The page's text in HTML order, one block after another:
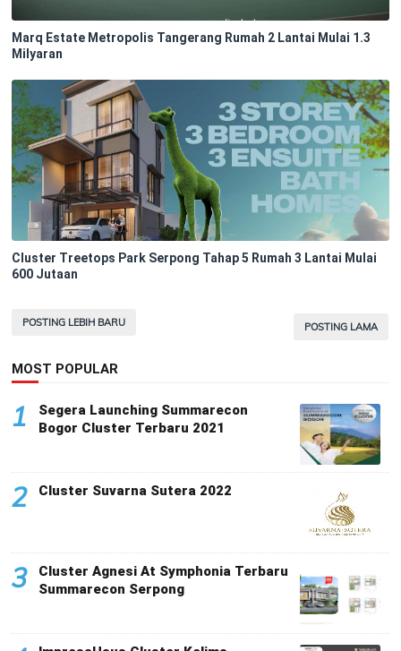
Marq Estate Metropolis Tangerang Rumah 2 Lantai Mulai 1.3
Milyaran
Cluster Treetops Park Serpong Tahap 5 Rumah 3 Lantai Mulai
600 Jutaan
POSTING LEBIH BARU POSTING LAMA
MOST POPULAR
1
Segera Launching Summarecon
Bogor Cluster Terbaru 2021
2 Cluster Suvarna Sutera 2022
3
Cluster Agnesi At Symphonia Terbaru
Summarecon Serpong